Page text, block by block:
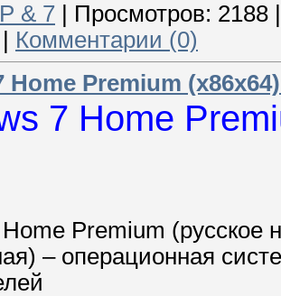
& 7 Просмотров: 2188
Комментарии (0)
Home Premium
7 Home
Premium
– операционная